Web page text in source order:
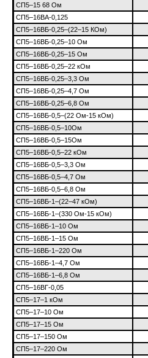
СП5–15 68 Ом
СП5–16ВА-0,125
СП5–16ВБ-0,25–(22–15 КОм)
СП5–16ВБ-0,25–10 Ом
СП5–16ВБ-0,25–15 Ом
СП5–16ВБ-0,25–22 кОм
СП5–16ВБ-0,25–3,3 Ом
СП5–16ВБ-0,25–4,7 Ом
СП5–16ВБ-0,25–6,8 Ом
СП5–16ВБ-0,5–(22 Ом-15 кОм)
СП5–16ВБ-0,5–10Ом
СП5–16ВБ-0,5–15Ом
СП5–16ВБ-0,5–22 кОм
СП5–16ВБ-0,5–3,3 Ом
СП5–16ВБ-0,5–4,7 Ом
СП5–16ВБ-0,5–6,8 Ом
СП5–16ВБ-1–(22–47 кОм)
СП5–16ВБ-1–(330 Ом-15 кОм)
СП5–16ВБ-1–10 Ом
СП5–16ВБ-1–15 Ом
СП5–16ВБ-1–220 Ом
СП5–16ВБ-1–4,7 Ом
СП5–16ВБ-1–6,8 Ом
СП5–16ВГ-0,05
СП5–17–1 кОм
СП5–17–10 Ом
СП5–17–15 Ом
СП5–17–150 Ом
СП5–17–220 Ом